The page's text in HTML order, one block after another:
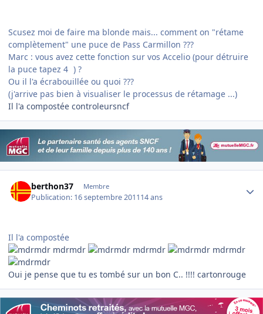
Scusez moi de faire ma blonde mais... comment on "rétame
complètement" une puce de Pass Carmillon ???
Marc : vous avez cette fonction sur vos Accelio (pour détruire
la puce tapez 4 ) ?
Ou il l'a écrabouillée ou quoi ???
(j'arrive pas bien à visualiser le processus de rétamage ...)
Il l'a compostée controleursncf
berthon37 Membre
Publication: 16 septembre 201114 ans
Il l'a compostée
mdrmdr
mdrmdr mdrmdr
Oui je pense que tu es tombé sur un bon C.. !!!! cartonrouge